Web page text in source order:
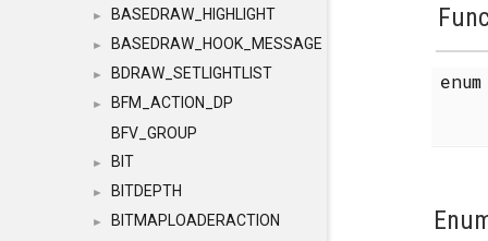
► BASEDRAW_HIGHLIGHT
► BASEDRAW_HOOK_MESSAGE
► BDRAW_SETLIGHTLIST
►
BFM_ACTION_DP
BFV_GROUP
► BIT
► BITDEPTH
►
BITMAPLOADERACTION